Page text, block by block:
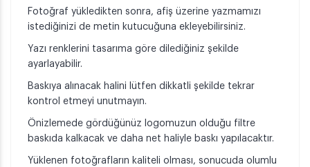
Fotoğraf yükledikten sonra, afiş üzerine yazmamızı
istediğinizi de metin kutucuğuna ekleyebilirsiniz.
Yazı renklerini tasarıma göre dilediğiniz şekilde
ayarlayabilir.
Baskıya alınacak halini lütfen dikkatli şekilde tekrar
kontrol etmeyi unutmayın.
Önizlemede gördüğünüz logomuzun olduğu filtre
baskıda kalkacak ve daha net haliyle baskı yapılacaktır.
Yüklenen fotoğrafların kaliteli olması, sonucuda olumlu